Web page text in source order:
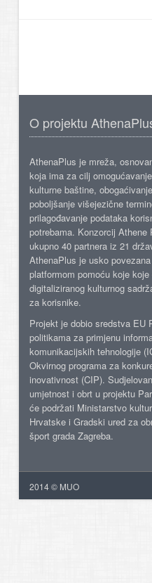
O projektu
AthenaPlus je mreža,
koja ima za cilj
kulturne baštine,
poboljšanje višejezične
prilagođavanje podataka
potrebama. Konzorcij
ukupno 40 partnera iz 21
AthenaPlus je usko
platformom pomoću koje
digitaliziranog kulturnog
za korisnike.
Projekt je dobio sredstva EU
politikama za primjenu
komunikacijskih tehnologije
Okvirnog programa za
inovativnost (CIP).
umjetnost i obrt u projektu
će podržati Ministarstvo
Hrvatske i Gradski ured za
šport grada Zagreba.
2014 © MUO